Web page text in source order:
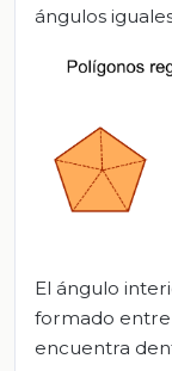
ángulos
El ángulo
formado entre
encuentra